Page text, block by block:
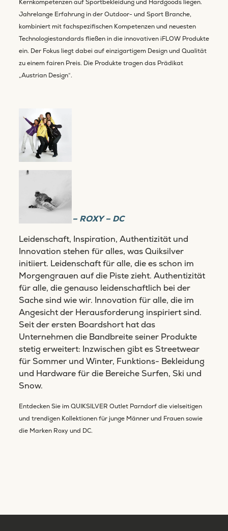
Kernkompetenzen auf Sportbekleidung und Hardgoods liegen.
Jahrelange Erfahrung in der Outdoor- und Sport Branche,
kombiniert mit fachspezifischen Kompetenzen und neuesten
Technologiestandards fließen in die innovativen iFLOW Produkte
ein. Der Fokus liegt dabei auf einzigartigem Design und Qualität
zu einem fairen Preis. Die Produkte tragen das Prädikat
„Austrian Design“.
QUIKSILVER – ROXY – DC
Leidenschaft, Inspiration, Authentizität und
Innovation stehen für alles, was Quiksilver
initiiert. Leidenschaft für alle, die es schon im
Morgengrauen auf die Piste zieht. Authentizität
für alle, die genauso leidenschaftlich bei der
Sache sind wie wir. Innovation für alle, die im
Angesicht der Herausforderung inspiriert sind.
Seit der ersten Boardshort hat das
Unternehmen die Bandbreite seiner Produkte
stetig erweitert: Inzwischen gibt es Streetwear
für Sommer und Winter, Funktions- Bekleidung
und Hardware für die Bereiche Surfen, Ski und
Snow.
Entdecken Sie im QUIKSILVER Outlet Parndorf die vielseitigen
und trendigen Kollektionen für junge Männer und Frauen sowie
die Marken Roxy und DC.